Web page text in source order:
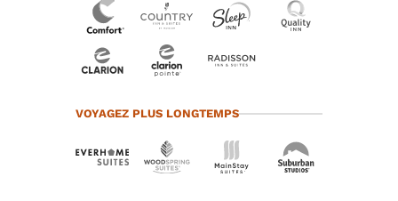
VOYAGEZ PLUS LONGTEMPS